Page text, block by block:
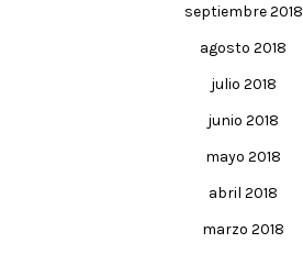
septiembre 2018
agosto 2018
julio 2018
junio 2018
mayo 2018
abril 2018
marzo 2018